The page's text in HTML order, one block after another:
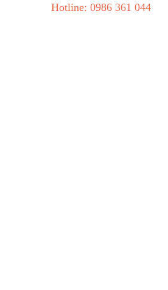
Hotline: 0986 361 044